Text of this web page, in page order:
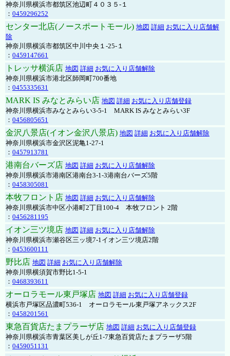
神奈川県横浜市都筑区池辺町４０３５-１
： 0459296252
センター北店(ノースポートモール) 地図 詳細 お気に入り店舗解
除
神奈川県横浜市都筑区中川中央１-25-１
： 0459147661
トレッサ横浜店 地図 詳細 お気に入り店舗解除
神奈川県横浜市港北区師岡町700番地
： 0455335631
MARK IS みなとみらい店 地図 詳細 お気に入り店舗登録
神奈川県横浜市みなとみらい3-5-1 MARK IS みなとみらい3F
： 0456805651
金沢八景店(イオン金沢八景店) 地図 詳細 お気に入り店舗解除
神奈川県横浜市金沢区泥亀1-27-1
： 0457913781
港南台バーズ店 地図 詳細 お気に入り店舗解除
神奈川県横浜市港南区港南台3-1-3港南台バーズ5階
： 0458305081
本牧フロント店 地図 詳細 お気に入り店舗解除
神奈川県横浜市中区小港町2丁目100-4 本牧フロント 2階
： 0456281195
イオン三ツ境店 地図 詳細 お気に入り店舗解除
神奈川県横浜市瀬谷区三ッ境7-1イオン三ツ境店2階
： 0453600111
野比店 地図 詳細 お気に入り店舗解除
神奈川県横須賀市野比1-5-1
： 0468393611
オーロラモール東戸塚店 地図 詳細 お気に入り店舗登録
横浜市戸塚区品濃町536-1 オーロラモール東戸塚アネックス2F
： 0458201561
東急百貨店たまプラーザ店 地図 詳細 お気に入り店舗登録
神奈川県横浜市青葉区美しが丘1-7東急百貨店たまプラーザ5階
： 0459051131